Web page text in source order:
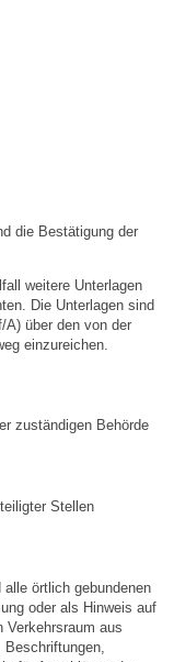
die Bestätigung der
weitere Unterlagen
Die Unterlagen sind
A) über den von der
einzureichen.
zuständigen Behörde
Stellen
alle örtlich gebundenen
oder als Hinweis auf
Verkehrsraum aus